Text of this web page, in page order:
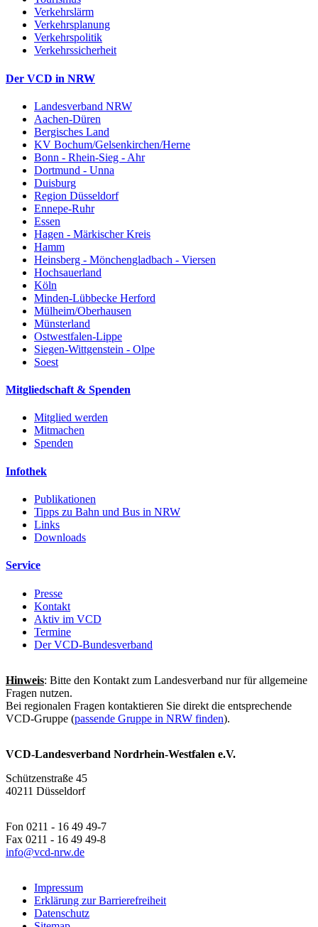
Verkehrslärm
Verkehrsplanung
Verkehrspolitik
Verkehrssicherheit
Der VCD in NRW
Landesverband NRW
Aachen-Düren
Bergisches Land
KV Bochum/Gelsenkirchen/Herne
Bonn - Rhein-Sieg - Ahr
Dortmund - Unna
Duisburg
Region Düsseldorf
Ennepe-Ruhr
Essen
Hagen - Märkischer Kreis
Hamm
Heinsberg - Mönchengladbach - Viersen
Hochsauerland
Köln
Minden-Lübbecke Herford
Mülheim/Oberhausen
Münsterland
Ostwestfalen-Lippe
Siegen-Wittgenstein - Olpe
Soest
Mitgliedschaft & Spenden
Mitglied werden
Mitmachen
Spenden
Infothek
Publikationen
Tipps zu Bahn und Bus in NRW
Links
Downloads
Service
Presse
Kontakt
Aktiv im VCD
Termine
Der VCD-Bundesverband
Hinweis: Bitte den Kontakt zum Landesverband nur für allgemeine
Fragen nutzen.
Bei regionalen Fragen kontaktieren Sie direkt die entsprechende
VCD-Gruppe (passende Gruppe in NRW finden).
VCD-Landesverband Nordrhein-Westfalen e.V.
Schützenstraße 45
40211 Düsseldorf
Fon 0211 - 16 49 49-7
Fax 0211 - 16 49 49-8
info@vcd-nrw.de
Impressum
Erklärung zur Barrierefreiheit
Datenschutz